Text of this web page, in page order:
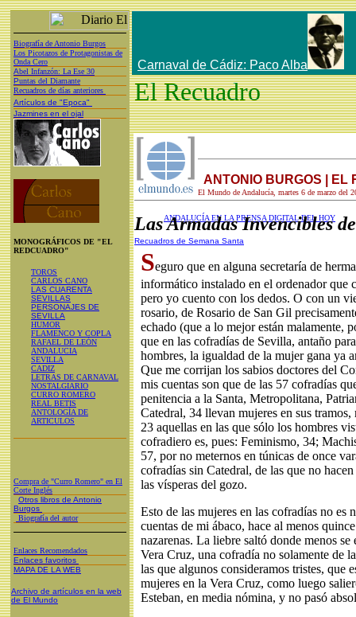
Biografía de Antonio Burgos
Los Picotazos de Protagonistas de
Onda Cero
Abel Infanzón: La Ese 30
Puntas del Diamante
Recuadros de días anteriores
Artículos de "Epoca"
Jazmines en el ojal
MONOGRÁFICOS DE "EL
REDCUADRO"
TOROS
CARLOS CANO
LAS CUARENTA
SEVILLAS
PERSONAJES DE
SEVILLA
HUMOR
FLAMENCO Y COPLA
RAFAEL DE LEÓN
ANDALUCIA
SEVILLA
CADIZ
LETRAS DE CARNAVAL
NOSTALGIARIO
CURRO ROMERO
REAL BETIS
ANTOLOGÍA DE
ARTICULOS
Compra de "Curro Romero" en El
Corte Inglés
Otros libros de Antonio
Burgos
Biografía del autor
Enlaces Recomendados
Enlaces favoritos
MAPA DE LA WEB
Archivo de artículos en la web
de El Mundo
Carnaval de Cádiz: Paco Alba
El Recuadro
El Mundo de Andalucía, martes 6 de marzo del
ANDALUCÍA EN LA PRENSA DIGITAL DEL HOY
Recuadros de Semana Santa
ANTONIO BURGOS | EL
Las Armadas Invencibles
Seguro que en alguna secretaría de
informático instalado en el ordenador que
pero yo cuento con los dedos. O con un
rosario, de Rosario de San Gil
echado (que a lo mejor están malamente,
que en las cofradías de Sevilla, antaño
hombres, la igualdad de la mujer gana ya
Que me corrijan los sabios doctores del
mis cuentas son que de las 57 cofradías
penitencia a la Santa, Metropolitana,
Catedral, 34 llevan mujeres en sus
23 aquellas en las que sólo los hombres
cofradiero es, pues: Feminismo, 34;
57, por no meternos en túnicas de once
cofradías sin Catedral, de las que no
las vísperas del gozo.
Esto de las mujeres en las cofradías no es
cuentas de mi ábaco, hace al menos
nazarenas. La liebre saltó donde menos se
Vera Cruz, una cofradía no solamente de
las que algunos consideramos tristes, que
mujeres en la Vera Cruz, como luego
Esteban, en media nómina, y no pasó